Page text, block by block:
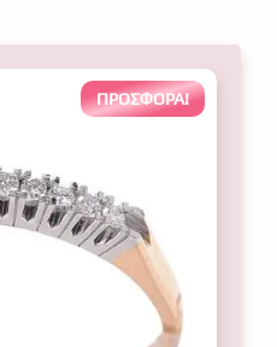
ΠΡΟΣΦΟΡΆ!